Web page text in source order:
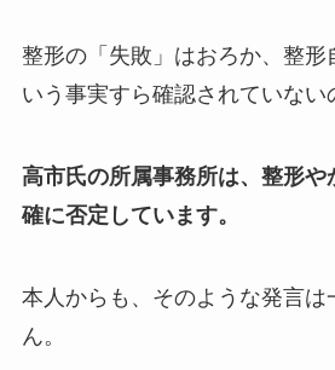
整形の「失敗」はおろか、整形
いう事実すら確認されていない
高市氏の所属事務所は、整形や
確に否定しています。
本人からも、そのような発言は
ん。